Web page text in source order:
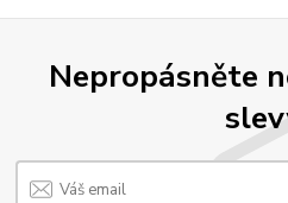
Nepropásněte